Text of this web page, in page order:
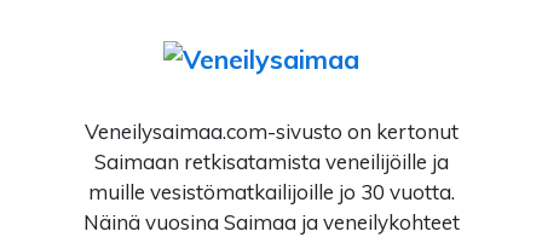
Veneilysaimaa.com-sivusto on kertonut
Saimaan retkisatamista veneilijöille ja
muille vesistömatkailijoille jo 30 vuotta.
Näinä vuosina Saimaa ja veneilykohteet